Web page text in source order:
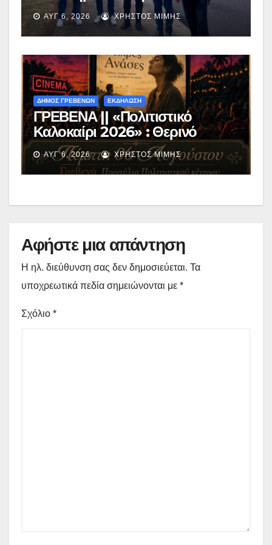
ασφαλτόστρωση της οδού
Περιβόλι – Αβδέλλα
ΑΥΓ 6, 2026 ΧΡΉΣΤΟΣ ΜΊΜΗΣ
ΔΗΜΟΣ ΓΡΕΒΕΝΩΝ ΕΚΔΗΛΩΣΗ
ΓΡΕΒΕΝΑ || «Πολιτιστικό
Καλοκαίρι 2026» : Θερινό
Σινεμά με την βραβευμένη ταινία
«Μικρές Ανάσες».
ΑΥΓ 6, 2026 ΧΡΉΣΤΟΣ ΜΊΜΗΣ
Αφήστε μια απάντηση
Η ηλ. διεύθυνση σας δεν δημοσιεύεται. Τα
υποχρεωτικά πεδία σημειώνονται με *
Σχόλιο *